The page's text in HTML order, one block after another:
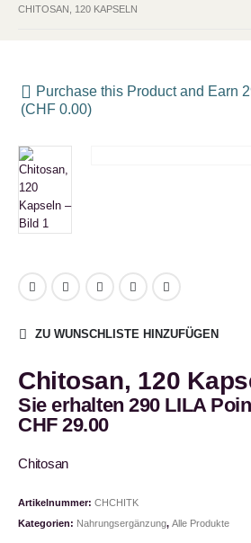
CHITOSAN, 120 KAPSELN
Purchase this Product and Earn
(CHF 0.00)
ZU WUNSCHLISTE HINZUFÜGEN
Chitosan, 120
Sie erhalten 290 LILA
CHF29.00
Chitosan
Artikelnummer: CHCHITK
Kategorien: Nahrungsergänzung, Alle Produkte